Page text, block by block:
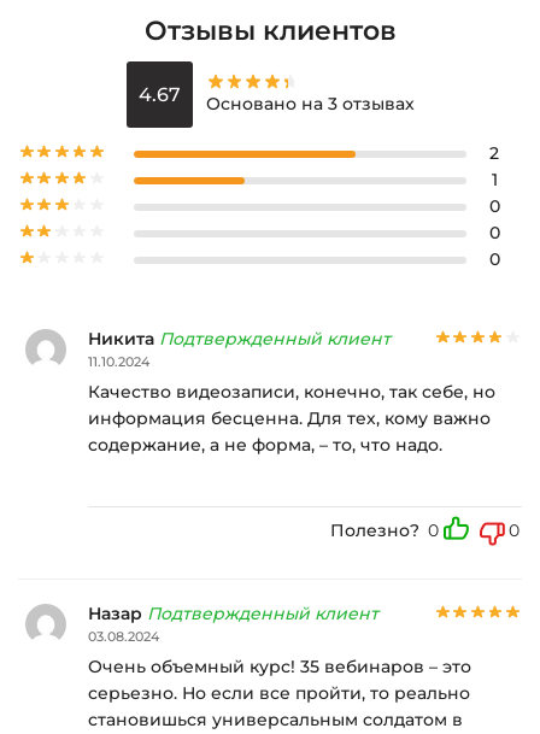
Отзывы клиентов
4.67 Основано на 3 отзывах
2
1
0
0
0
Никита Подтвержденный клиент
11.10.2024
Качество видеозаписи, конечно, так себе, но
информация бесценна. Для тех, кому важно
содержание, а не форма, – то, что надо.
Полезно? 0 0
Назар Подтвержденный клиент
03.08.2024
Очень объемный курс! 35 вебинаров – это
серьезно. Но если все пройти, то реально
становишься универсальным солдатом в